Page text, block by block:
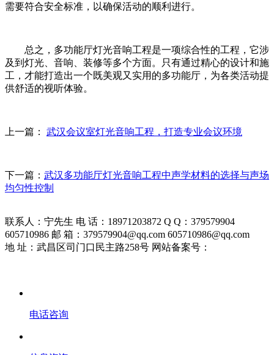
需要符合安全标准，以确保活动的顺利进行。
总之，多功能厅灯光音响工程是一项综合性的工程，它涉
及到灯光、音响、装修等多个方面。只有通过精心的设计和施
工，才能打造出一个既美观又实用的多功能厅，为各类活动提
供舒适的视听体验。
上一篇： 武汉会议室灯光音响工程，打造专业会议环境
下一篇： 武汉多功能厅灯光音响工程中声学材料的选择与声场
均匀性控制
联系人：宁先生 电 话：18971203872 Q Q：379579904
605710986 邮 箱：379579904@qq.com 605710986@qq.com
地 址：武昌区司门口民主路258号 网站备案号：
电话咨询